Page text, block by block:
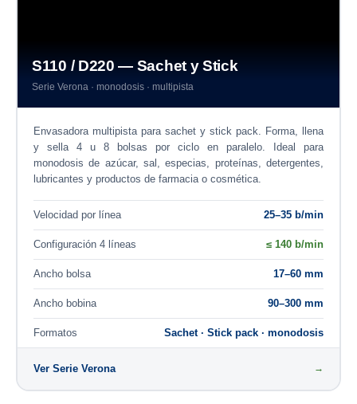
S110 / D220 — Sachet y Stick
Serie Verona · monodosis · multipista
Envasadora multipista para sachet y stick pack. Forma, llena
y sella 4 u 8 bolsas por ciclo en paralelo. Ideal para
monodosis de azúcar, sal, especias, proteínas, detergentes,
lubricantes y productos de farmacia o cosmética.
Velocidad por línea 25–35 b/min
Configuración 4 líneas ≤ 140 b/min
Ancho bolsa 17–60 mm
Ancho bobina 90–300 mm
Formatos Sachet · Stick pack · monodosis
Ver Serie Verona →